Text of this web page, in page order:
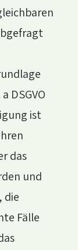
DSGVO
ist
das
und
die
Fälle